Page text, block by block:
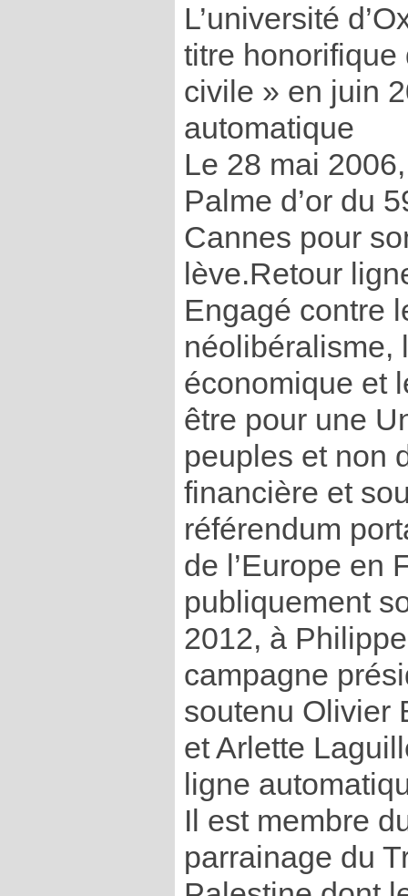
L’université
titre honorifique
civile » en juin
automatique
Le 28 mai
Palme d’or du
Cannes pour
lève.Retour
Engagé contre
néolibéralisme,
économique et
être pour une
peuples et non
financière et
référendum
de l’Europe en
publiquement
2012, à
campagne
soutenu Olivier
et Arlette
ligne
Il est membre
parrainage du